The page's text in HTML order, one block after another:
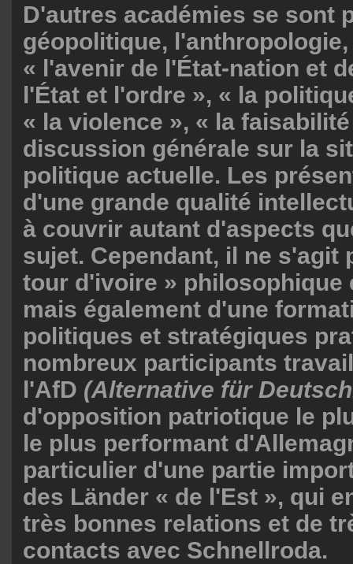
D'autres académies se sont
géopolitique,
« l'avenir de l'État-nation et
l'État et l'ordre », « la
« la violence », « la
discussion générale sur la
politique actuelle. Les
d'une grande qualité
à couvrir autant d'aspects
sujet. Cependant, il ne s'agit
tour d'ivoire » philosophique
mais également d'une
politiques et stratégiques
nombreux participants
l'AfD (Alternative für
d'opposition patriotique le
le plus performant
particulier d'une partie
des Länder « de l'Est », qui
très bonnes relations et de
contacts avec Schnellroda.